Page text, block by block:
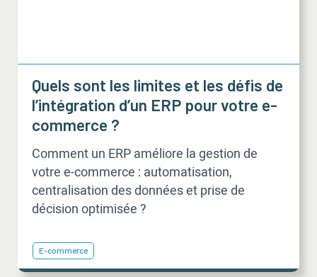
Quels sont les limites et les défis de
l’intégration d’un ERP pour votre e-
commerce ?
Comment un ERP améliore la gestion de
votre e-commerce : automatisation,
centralisation des données et prise de
décision optimisée ?
E-commerce